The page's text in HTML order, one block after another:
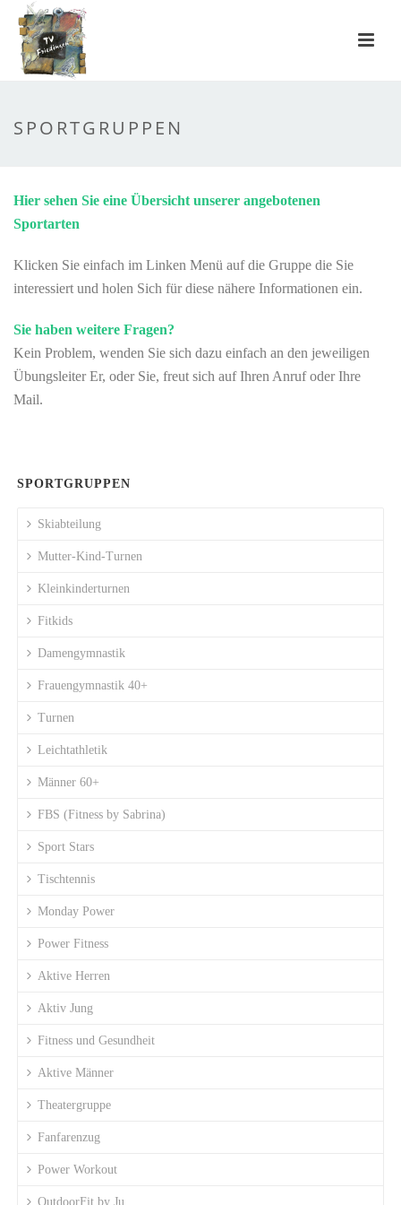
SPORTGRUPPEN
Hier sehen Sie eine Übersicht unserer angebotenen
Sportarten
Klicken Sie einfach im Linken Menü auf die Gruppe die Sie
interessiert und holen Sich für diese nähere Informationen ein.
Sie haben weitere Fragen?
Kein Problem, wenden Sie sich dazu einfach an den jeweiligen
Übungsleiter Er, oder Sie, freut sich auf Ihren Anruf oder Ihre
Mail.
SPORTGRUPPEN
Skiabteilung
Mutter-Kind-Turnen
Kleinkinderturnen
Fitkids
Damengymnastik
Frauengymnastik 40+
Turnen
Leichtathletik
Männer 60+
FBS (Fitness by Sabrina)
Sport Stars
Tischtennis
Monday Power
Power Fitness
Aktive Herren
Aktiv Jung
Fitness und Gesundheit
Aktive Männer
Theatergruppe
Fanfarenzug
Power Workout
OutdoorFit by Ju